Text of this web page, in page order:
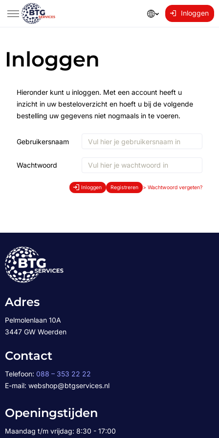
Inloggen
Inloggen
Hieronder kunt u inloggen. Met een account heeft u
inzicht in uw besteloverzicht en hoeft u bij de volgende
bestelling uw gegevens niet nogmaals in te voeren.
Gebruikersnaam
Wachtwoord
Inloggen Registreren > Wachtwoord vergeten?
Adres
Pelmolenlaan 10A
3447 GW Woerden
Contact
Telefoon: 088 – 353 22 22
E-mail: webshop@btgservices.nl
Openingstijden
Maandag t/m vrijdag: 8:30 - 17:00